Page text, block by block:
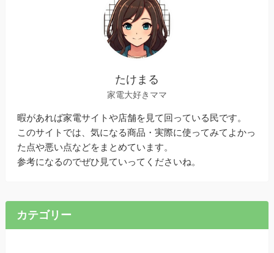
たけまる
家電大好きママ
暇があれば家電サイトや店舗を見て回っている民です。
このサイトでは、気になる商品・実際に使ってみてよかっ
た点や悪い点などをまとめています。
参考になるのでぜひ見ていってくださいね。
カテゴリー